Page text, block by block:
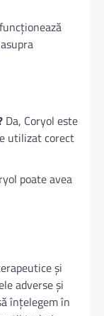
Da, Coryol este
utilizat corect
poate avea
și
adverse și
înțelegem în